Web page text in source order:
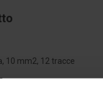
10 mm2, 12 tracce